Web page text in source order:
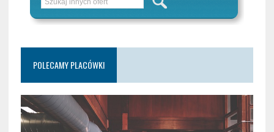
POLECAMY PLACÓWKI